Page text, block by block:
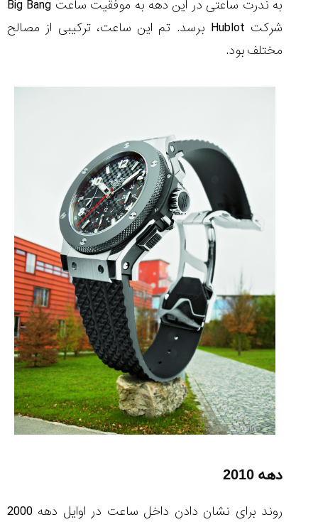
به ندرت ساعتی در این دهه به موفقیت ساعت Big Bang
شرکت Hublot برسد. تم این ساعت، ترکیبی از مصالح
مختلف بود.
دهه 2010
روند برای نشان دادن داخل ساعت در اوایل دهه 2000